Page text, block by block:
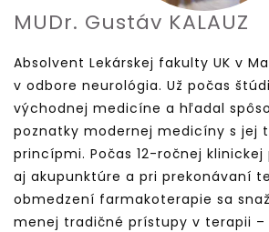
MUDr. Gustáv KALAUZ
Absolvent Lekárskej fakulty UK v
v odbore neurológia. Už počas
východnej medicíne a hľadal
poznatky modernej medicíny s jej
princípmi. Počas 12-ročnej klinickej
aj akupunktúre a pri prekonávaní
obmedzení farmakoterapie sa
menej tradičné prístupy v terapii